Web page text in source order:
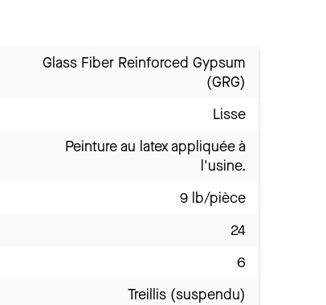
Glass Fiber Reinforced Gypsum
(GRG)
Lisse
Peinture au latex appliquée à
l'usine.
9 lb/pièce
24
6
Treillis (suspendu)